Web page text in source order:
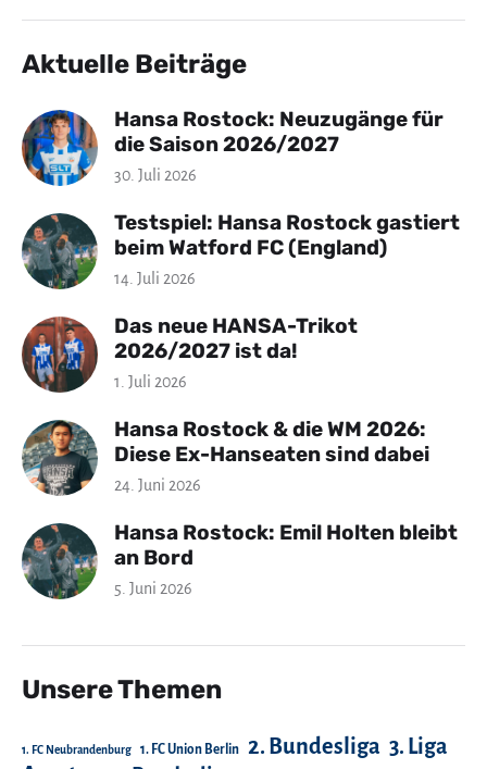
Aktuelle Beiträge
Hansa Rostock: Neuzugänge für
die Saison 2026/2027
30. Juli 2026
Testspiel: Hansa Rostock gastiert
beim Watford FC (England)
14. Juli 2026
Das neue HANSA-Trikot
2026/2027 ist da!
1. Juli 2026
Hansa Rostock & die WM 2026:
Diese Ex-Hanseaten sind dabei
24. Juni 2026
Hansa Rostock: Emil Holten bleibt
an Bord
5. Juni 2026
Unsere Themen
1. FC Neubrandenburg 1. FC Union Berlin 2. Bundesliga 3. Liga